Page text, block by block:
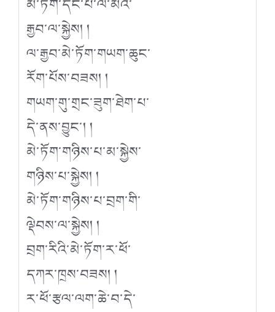
མེ་ཏོག་དང་པོ་ལ་མོའི་
རྒྱབ་ལ་སྐྱེས། །
ལ་རྒྱབ་མེ་ཏོག་གཡག་ཆུང་
རོག་པོས་བཟས། །
གཡག་གུ་གྲང་ཟུག་ཐེག་པ་
དེ་ནས་བྱུང་། །
མེ་ཏོག་གཉིས་པ་མ་སྐྱེས་
གཉིས་པ་སྐྱེས། །
མེ་ཏོག་གཉིས་པ་བྲག་གི་
ལྡེབས་ལ་སྐྱེས། །
བྲག་རིའི་མེ་ཏོག་ར་ཕོ་
དཀར་ཁྲས་བཟས། །
ར་ཕོ་རྩལ་ལག་ཆེ་བ་དེ་